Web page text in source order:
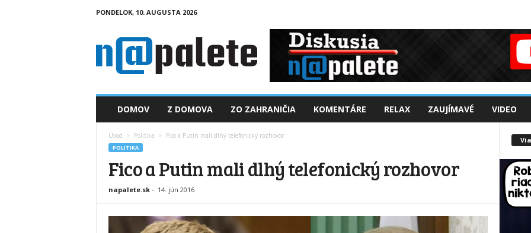
PONDELOK, 10. AUGUSTA 2026
a
DOMOV Z DOMOVA ZO ZAHRANIČIA KOMENTÁRE RELAX ZAUJÍMAVÉ VIDEO
Úvod Politika Fico a Putin mali dlhý telefonický rozhovor
POLITIKA
Fico a Putin mali dlhý telefonický rozhovor
napalete.sk- 14. jún 2016